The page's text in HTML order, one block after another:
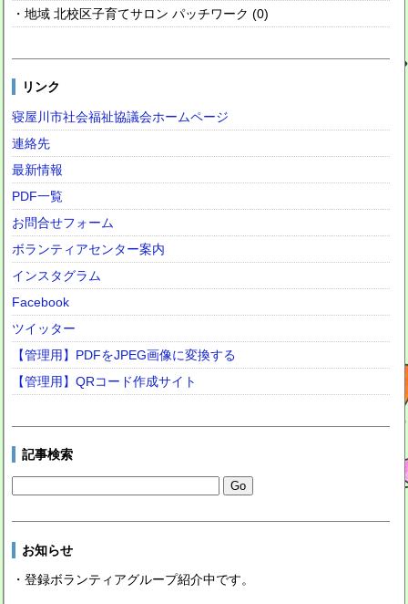
・地域 北校区子育てサロン パッチワーク (0)
リンク
寝屋川市社会福祉協議会ホームページ
連絡先
最新情報
PDF一覧
お問合せフォーム
ボランティアセンター案内
インスタグラム
Facebook
ツイッター
【管理用】PDFをJPEG画像に変換する
【管理用】QRコード作成サイト
記事検索
お知らせ
・登録ボランティアグループ紹介中です。